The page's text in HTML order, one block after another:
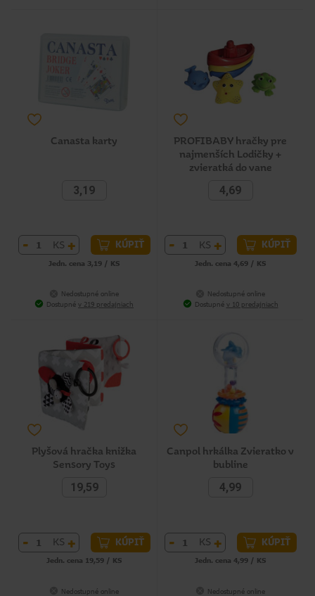
Canasta karty
3,19
- KS + KÚPIŤ
Jedn. cena 3,19 / KS
Nedostupné online
Dostupné v 219 predajniach
PROFIBABY hračky pre
najmenších Lodičky +
zvieratká do vane
4,69
- KS + KÚPIŤ
Jedn. cena 4,69 / KS
Nedostupné online
Dostupné v 10 predajniach
Plyšová hračka knižka
Sensory Toys
19,59
- KS + KÚPIŤ
Jedn. cena 19,59 / KS
Nedostupné online
Canpol hrkálka Zvieratko v
bubline
4,99
- KS + KÚPIŤ
Jedn. cena 4,99 / KS
Nedostupné online